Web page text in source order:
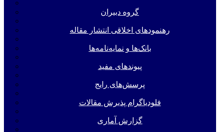
گروه دبیران
رهنمودهای اخلاقی انتشار مقاله
بانک‌ها و نمایه‌‌نامه‌ها
پیوندهای مفید
پرسش‌های رایج
فلودیاگرام پذیرش مقالات
گزارش آماری